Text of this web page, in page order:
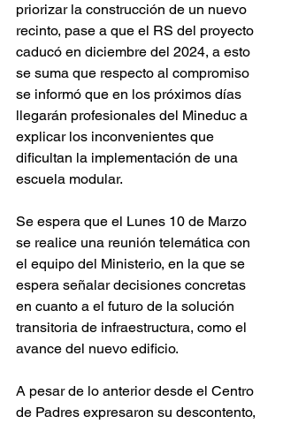
priorizar la construcción de un nuevo
recinto, pase a que el RS del proyecto
caducó en diciembre del 2024, a esto
se suma que respecto al compromiso
se informó que en los próximos días
llegarán profesionales del Mineduc a
explicar los inconvenientes que
dificultan la implementación de una
escuela modular.
Se espera que el Lunes 10 de Marzo
se realice una reunión telemática con
el equipo del Ministerio, en la que se
espera señalar decisiones concretas
en cuanto a el futuro de la solución
transitoria de infraestructura, como el
avance del nuevo edificio.
A pesar de lo anterior desde el Centro
de Padres expresaron su descontento,